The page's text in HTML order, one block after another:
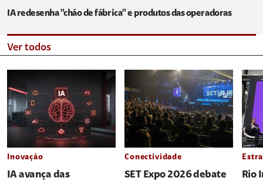
IA redesenha "chão de fábrica" e produtos das operadoras
Ver todos
Inovação
IA avança das
Conectividade
SET Expo 2026 debate
Rio